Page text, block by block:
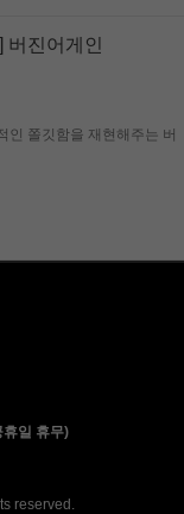
버진어게인
인 쫄깃함을 재현해주는 버
일 휴무)
reserved.